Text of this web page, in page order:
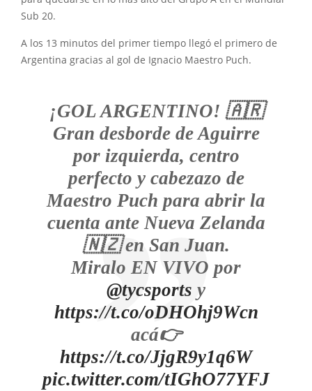
Sub 20.
A los 13 minutos del primer tiempo llegó el primero de
Argentina gracias al gol de Ignacio Maestro Puch.
¡GOL ARGENTINO! 🇦🇷
Gran desborde de Aguirre
por izquierda, centro
perfecto y cabezazo de
Maestro Puch para abrir la
cuenta ante Nueva Zelanda
🇳🇿 en San Juan.
Miralo EN VIVO por
@tycsports y
https://t.co/oDHOhj9Wcn
acá👉
https://t.co/JjgR9y1q6W
pic.twitter.com/tIGhO77YFJ